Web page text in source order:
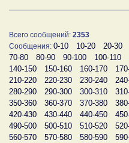
Всего сообщений: 2353
Сообщения: 0-10 10-20 20-30
70-80
80-90 90-100 100-110
140-150
150-160 160-170
210-220
220-230 230-240
280-290
290-300 300-310
350-360
360-370 370-380
420-430
430-440 440-450
490-500
500-510 510-520
560-570
570-580 580-590